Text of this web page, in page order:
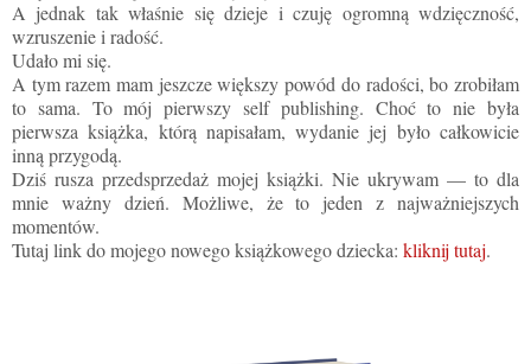
A jednak tak właśnie się dzieje i czuję ogromną wdzięczność,
wzruszenie i radość.
Udało mi się.
A tym razem mam jeszcze większy powód do radości, bo zrobiłam
to sama. To mój pierwszy self publishing. Choć to nie była
pierwsza książka, którą napisałam, wydanie jej było całkowicie
inną przygodą.
Dziś rusza przedsprzedaż mojej książki. Nie ukrywam — to dla
mnie ważny dzień. Możliwe, że to jeden z najważniejszych
momentów.
Tutaj link do mojego nowego książkowego dziecka: kliknij tutaj.